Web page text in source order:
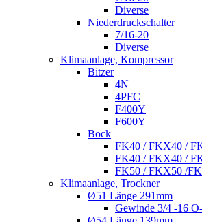
Diverse
Niederdruckschalter
7/16-20
Diverse
Klimaanlage, Kompressor
Bitzer
4N
4PFC
F400Y
F600Y
Bock
FK40 / FKX40 /
FK40 / FKX40 /
FK50 / FKX50 /
Klimaanlage, Trockner
Ø51 Länge 291mm
Gewinde 3/4 -16